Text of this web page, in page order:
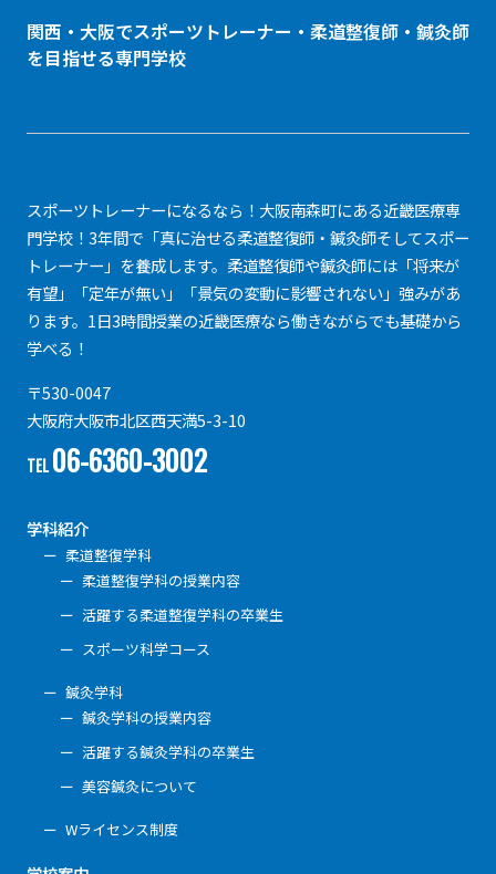
関西・大阪でスポーツトレーナー・ 柔道整復師 ・鍼灸師
を目指せる専門学校
スポーツトレーナーになるなら！大阪南森町にある近畿医療専
門学校！3年間で「真に治せる柔道整復師・鍼灸師そしてスポー
トレーナー」を養成します。柔道整復師や鍼灸師には「将来が
有望」「定年が無い」「景気の変動に影響されない」強みがあ
ります。1日3時間授業の近畿医療なら働きながらでも基礎から
学べる！
〒530-0047
大阪府大阪市北区西天満5-3-10
TEL06-6360-3002
学科紹介
柔道整復学科
柔道整復学科の授業内容
活躍する柔道整復学科の卒業生
スポーツ科学コース
鍼灸学科
鍼灸学科の授業内容
活躍する鍼灸学科の卒業生
美容鍼灸について
Wライセンス制度